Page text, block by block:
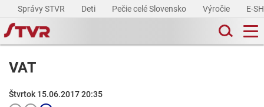
Správy STVR Deti Pečie celé Slovensko Výročie E-
VAT
Štvrtok 15.06.2017 20:35